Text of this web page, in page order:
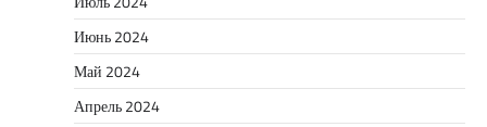
Июнь 2024
Май 2024
Апрель 2024